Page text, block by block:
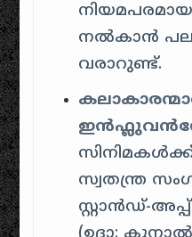
നൽകാൻ
വരാറുണ്ട്.
സ്വതന്ത്ര
സ്റ്റാൻഡ്-